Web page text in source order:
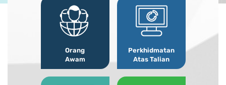
Orang
Awam
Perkhidmatan
Atas Talian